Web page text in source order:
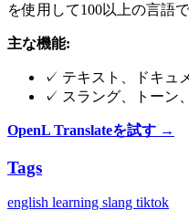
を使用して100以上の言語
主な機能:
✓ テキスト、ドキュ
✓ スラング、トーン
OpenL Translateを試す →
Tags
english learning slang tiktok